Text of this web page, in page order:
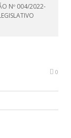
Nº 004/2022-
0